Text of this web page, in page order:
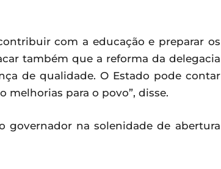
com a educação e preparar os
também que a reforma da delegacia
de qualidade. O Estado pode contar
melhorias para o povo”, disse.
governador na solenidade de abertura